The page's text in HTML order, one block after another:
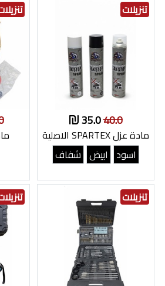
تنزيلات
40.0
35.0
مادة عزل SPARTEX الاصلية
اسود ابيض شفاف
تنزيلات